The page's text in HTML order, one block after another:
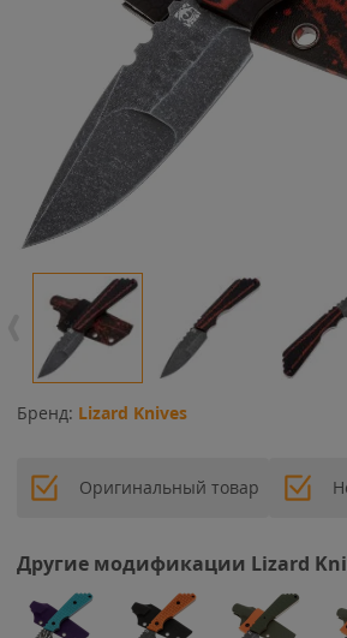
Бренд: Lizard Knives
Оригинальный товар
Другие модификации Lizard